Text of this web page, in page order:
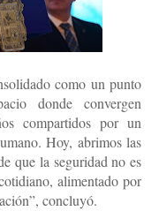
como un punto
donde convergen
compartidos por un
Hoy, abrimos las
que la seguridad no es
alimentado por
concluyó.